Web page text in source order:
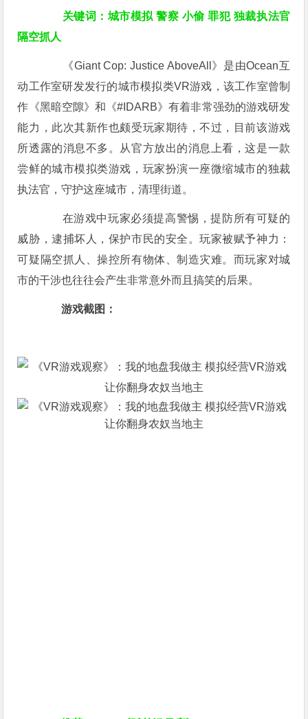
关键词：城市模拟 警察 小偷 罪犯 独裁执法官
隔空抓人
《Giant Cop: Justice AboveAll》是由Ocean互
动工作室研发发行的城市模拟类VR游戏，该工作室曾制
作《黑暗空隙》和《#IDARB》有着非常强劲的游戏研发
能力，此次其新作也颇受玩家期待，不过，目前该游戏
所透露的消息不多。从官方放出的消息上看，这是一款
尝鲜的城市模拟类游戏，玩家扮演一座微缩城市的独裁
执法官，守护这座城市，清理街道。
在游戏中玩家必须提高警惕，提防所有可疑的
威胁，逮捕坏人，保护市民的安全。玩家被赋予神力：
可疑隔空抓人、操控所有物体、制造灾难。而玩家对城
市的干涉也往往会产生非常意外而且搞笑的后果。
游戏截图：